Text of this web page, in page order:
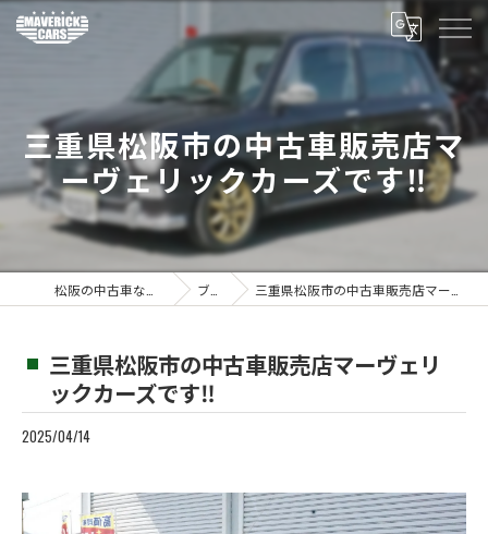
三重県松阪市の中古車販売店マ
ーヴェリックカーズです‼️
ブログ 三重県松阪市の中古車販売店マーヴェリックカーズです‼️
三重県松阪市の中古車販売店マーヴェリ
ックカーズです‼️
2025/04/14